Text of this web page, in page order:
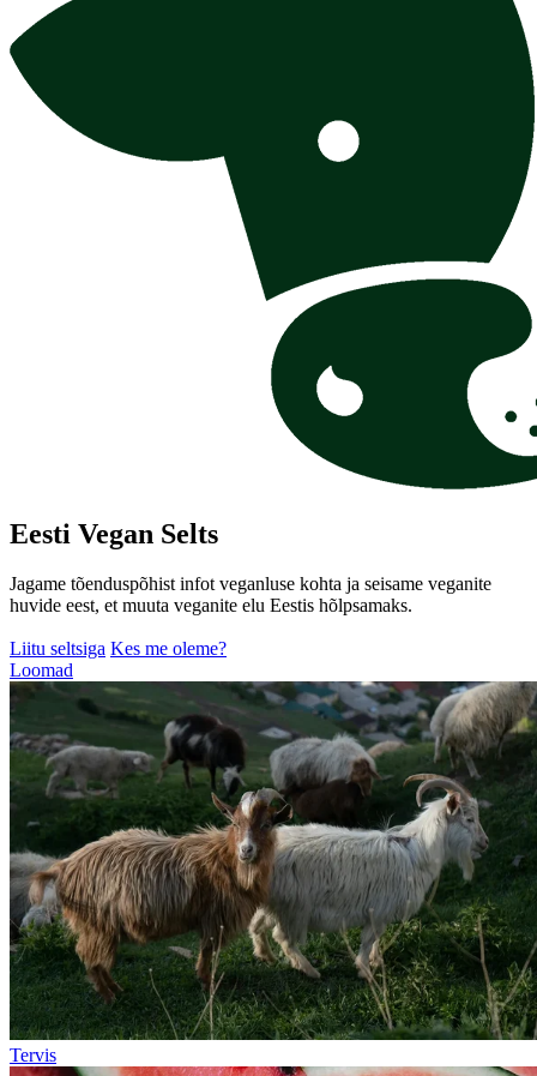
Eesti Vegan Selts
Jagame tõenduspõhist infot veganluse kohta ja seisame veganite
huvide eest, et muuta veganite elu Eestis hõlpsamaks.
Liitu seltsiga Kes me oleme?
Loomad
Tervis